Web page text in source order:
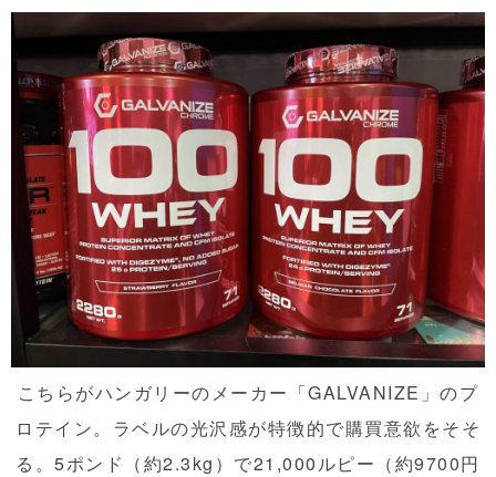
こちらがハンガリーのメーカー「GALVANIZE」のプ
ロテイン。ラベルの光沢感が特徴的で購買意欲をそそ
る。5ポンド（約2.3kg）で21,000ルピー（約9700円